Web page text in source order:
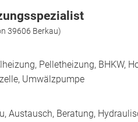
39606 Berkau)
Pelletheizung, BHKW,
Umwälzpumpe
Austausch, Beratung,